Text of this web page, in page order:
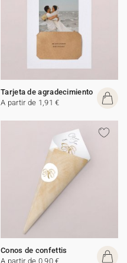
Tarjeta de agradecimiento
A partir de 1,91 €
Conos de confettis
A partir de 0,90 €